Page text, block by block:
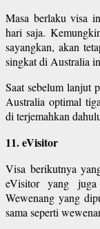
Masa berlaku visa
hari saja.
sayangkan, akan
singkat di Australia
Saat sebelum lanjut
Australia optimal
di terjemahkan
11. eVisitor
Visa berikutnya
eVisitor yang
Wewenang yang
sama seperti